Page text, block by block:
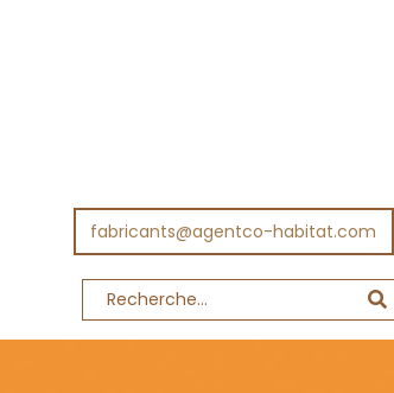
fabricants@agentco-habitat.com